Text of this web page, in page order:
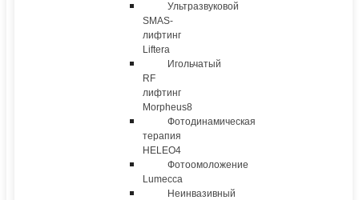
Ультразвуковой
SMAS-
лифтинг
Liftera
Игольчатый
RF
лифтинг
Morpheus8
Фотодинамическая
терапия
HELEO4
Фотоомоложение
Lumecca
Неинвазивный